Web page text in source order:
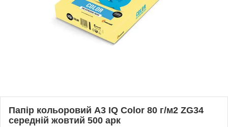
Папір кольоровий А3 IQ Color 80 г/м2 ZG34
середній жовтий 500 арк